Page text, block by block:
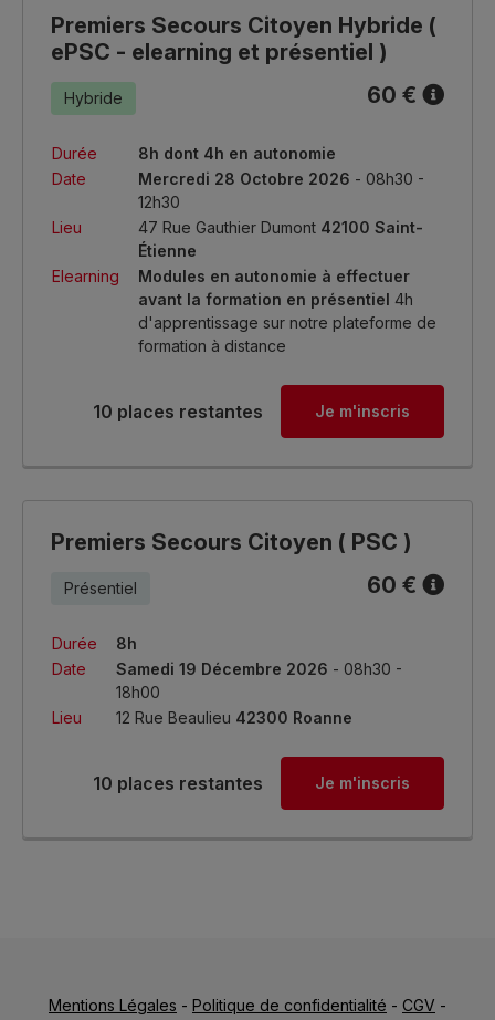
Premiers Secours Citoyen Hybride (
ePSC - elearning et présentiel )
Hybride 60 €
Durée
8h dont 4h en autonomie
Date
Mercredi 28 Octobre 2026 - 08h30 -
12h30
Lieu
47 Rue Gauthier Dumont 42100 Saint-
Étienne
Elearning
Modules en autonomie à effectuer
avant la formation en présentiel 4h
d'apprentissage sur notre plateforme de
formation à distance
10 places restantes Je m'inscris
Premiers Secours Citoyen ( PSC )
Présentiel 60 €
Durée
8h
Date
Samedi 19 Décembre 2026 - 08h30 -
18h00
Lieu
12 Rue Beaulieu 42300 Roanne
10 places restantes Je m'inscris
Mentions Légales - Politique de confidentialité - CGV -